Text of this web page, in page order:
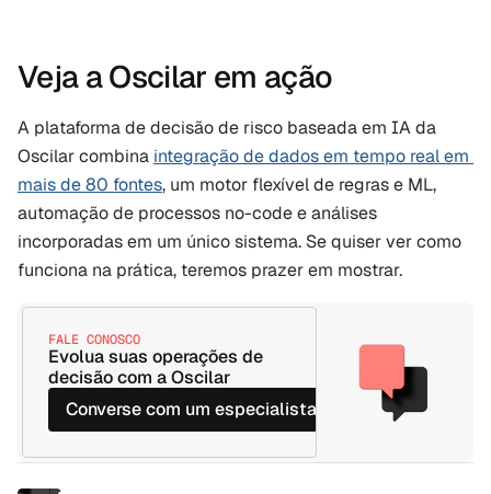
Veja a Oscilar em ação
A plataforma de decisão de risco baseada em IA da
Oscilar combina integração de dados em tempo real em
mais de 80 fontes, um motor flexível de regras e ML,
automação de processos no-code e análises
incorporadas em um único sistema. Se quiser ver como
funciona na prática, teremos prazer em mostrar.
FALE CONOSCO
Evolua suas operações de
decisão com a Oscilar
Converse com um especialista->